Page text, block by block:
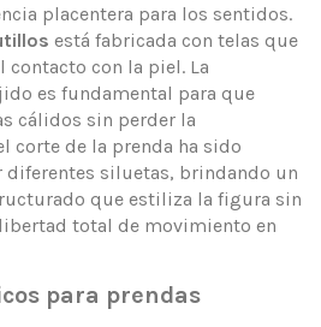
placentera para los sentidos.
está fabricada con telas que
con la piel. La
es fundamental para que
cálidos sin perder la
corte de la prenda ha sido
diferentes siluetas, brindando un
que estiliza la figura sin
total de movimiento en
para prendas